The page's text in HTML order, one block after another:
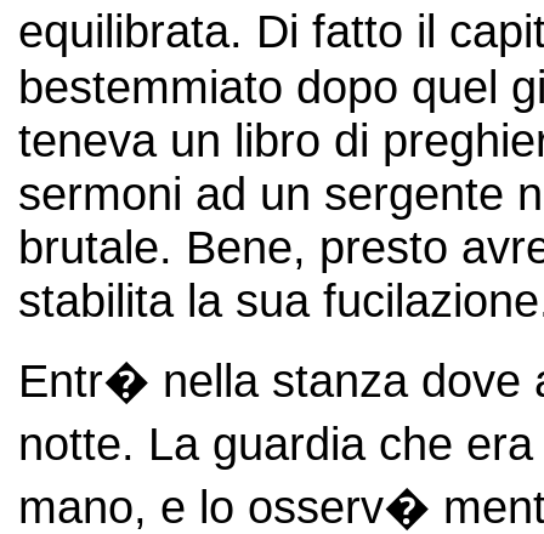
equilibrata. Di fatto il
bestemmiato dopo quel
teneva un libro di
sermoni ad un sergente
brutale. Bene, presto
stabilita la sua
Entr� nella stanza dove
notte. La guardia che
mano, e lo osserv�